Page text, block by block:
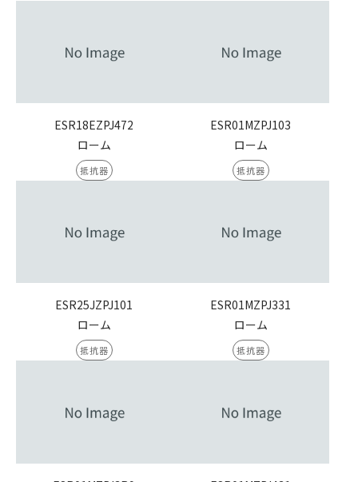
ESR18EZPJ472
ローム
抵抗器
ESR01MZPJ103
ローム
抵抗器
ESR25JZPJ101
ローム
抵抗器
ESR01MZPJ331
ローム
抵抗器